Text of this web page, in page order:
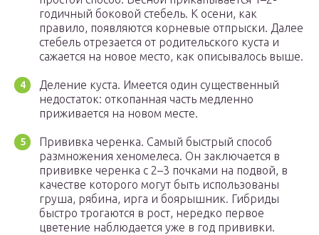
годичный боковой стебель. К осени, как
правило, появляются корневые отпрыски. Далее
стебель отрезается от родительского куста и
сажается на новое место, как описывалось выше.
Деление куста. Имеется один существенный
недостаток: откопанная часть медленно
приживается на новом месте.
Прививка черенка. Самый быстрый способ
размножения хеномелеса. Он заключается в
прививке черенка с 2–3 почками на подвой, в
качестве которого могут быть использованы
груша, рябина, ирга и боярышник. Гибриды
быстро трогаются в рост, нередко первое
цветение наблюдается уже в год прививки.